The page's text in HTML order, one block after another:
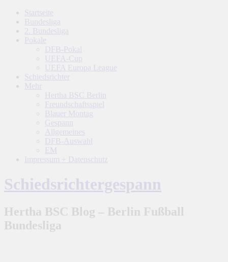
Startseite
Bundesliga
2. Bundesliga
Pokale
DFB-Pokal
UEFA-Cup
UEFA Europa League
Schiedsrichter
Mehr
Hertha BSC Berlin
Freundschaftsspiel
Blauer Montag
Gespann
Allgemeines
DFB-Auswahl
EM
Impressum + Datenschutz
Schiedsrichtergespann
Hertha BSC Blog – Berlin Fußball
Bundesliga